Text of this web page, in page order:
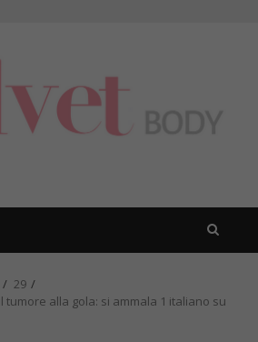
29
tumore alla gola: si ammala 1 italiano su